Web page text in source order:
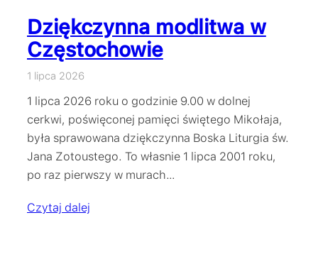
Dziękczynna modlitwa w
Częstochowie
1 lipca 2026
1 lipca 2026 roku o godzinie 9.00 w dolnej
cerkwi, poświęconej pamięci świętego Mikołaja,
była sprawowana dziękczynna Boska Liturgia św.
Jana Zotoustego. To własnie 1 lipca 2001 roku,
po raz pierwszy w murach…
Czytaj dalej